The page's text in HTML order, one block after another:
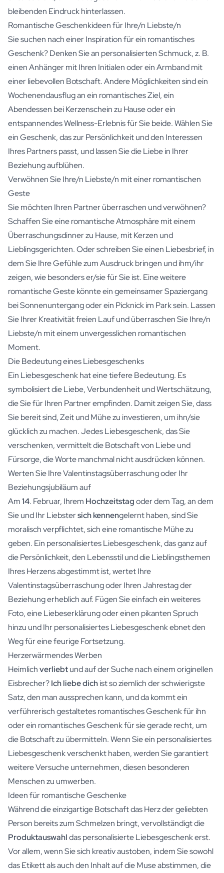
bleibenden Eindruck hinterlassen.
Romantische Geschenkideen für Ihre/n Liebste/n
Sie suchen nach einer Inspiration für ein romantisches
Geschenk? Denken Sie an personalisierten Schmuck, z. B.
einen Anhänger mit Ihren Initialen oder ein Armband mit
einer liebevollen Botschaft. Andere Möglichkeiten sind ein
Wochenendausflug an ein romantisches Ziel, ein
Abendessen bei Kerzenschein zu Hause oder ein
entspannendes Wellness-Erlebnis für Sie beide. Wählen Sie
ein Geschenk, das zur Persönlichkeit und den Interessen
Ihres Partners passt, und lassen Sie die Liebe in Ihrer
Beziehung aufblühen.
Verwöhnen Sie Ihre/n Liebste/n mit einer romantischen
Geste
Sie möchten Ihren Partner überraschen und verwöhnen?
Schaffen Sie eine romantische Atmosphäre mit einem
Überraschungsdinner zu Hause, mit Kerzen und
Lieblingsgerichten. Oder schreiben Sie einen Liebesbrief, in
dem Sie Ihre Gefühle zum Ausdruck bringen und ihm/ihr
zeigen, wie besonders er/sie für Sie ist. Eine weitere
romantische Geste könnte ein gemeinsamer Spaziergang
bei Sonnenuntergang oder ein Picknick im Park sein. Lassen
Sie Ihrer Kreativität freien Lauf und überraschen Sie Ihre/n
Liebste/n mit einem unvergesslichen romantischen
Moment.
Die Bedeutung eines Liebesgeschenks
Ein Liebesgeschenk hat eine tiefere Bedeutung. Es
symbolisiert die Liebe, Verbundenheit und Wertschätzung,
die Sie für Ihren Partner empfinden. Damit zeigen Sie, dass
Sie bereit sind, Zeit und Mühe zu investieren, um ihn/sie
glücklich zu machen. Jedes Liebesgeschenk, das Sie
verschenken, vermittelt die Botschaft von Liebe und
Fürsorge, die Worte manchmal nicht ausdrücken können.
Werten Sie Ihre Valentinstagsüberraschung oder Ihr
Beziehungsjubiläum auf
Am14. Februar, Ihrem Hochzeitstagoder dem Tag, an dem
Sie und Ihr Liebstersich kennengelernt haben, sind Sie
moralisch verpflichtet, sich eine romantische Mühe zu
geben. Ein personalisiertes Liebesgeschenk, das ganz auf
die Persönlichkeit, den Lebensstil und die Lieblingsthemen
Ihres Herzens abgestimmt ist, wertet Ihre
Valentinstagsüberraschung oder Ihren Jahrestag der
Beziehung erheblich auf. Fügen Sie einfach ein weiteres
Foto, eine Liebeserklärung oder einen pikanten Spruch
hinzu und Ihr personalisiertes Liebesgeschenk ebnet den
Weg für eine feurige Fortsetzung.
Herzerwärmendes Werben
Heimlichverliebtund auf der Suche nach einem originellen
Eisbrecher?Ich liebe dichist so ziemlich der schwierigste
Satz, den man aussprechen kann, und da kommt ein
verführerisch gestaltetes romantisches Geschenk für ihn
oder ein romantisches Geschenk für sie gerade recht, um
die Botschaft zu übermitteln. Wenn Sie ein personalisiertes
Liebesgeschenk verschenkt haben, werden Sie garantiert
weitere Versuche unternehmen, diesen besonderen
Menschen zu umwerben.
Ideen für romantische Geschenke
Während die einzigartige Botschaft das Herz der geliebten
Person bereits zum Schmelzen bringt, vervollständigt die
Produktauswahldas personalisierte Liebesgeschenk erst.
Vor allem, wenn Sie sich kreativ austoben, indem Sie sowohl
das Etikett als auch den Inhalt auf die Muse abstimmen, die